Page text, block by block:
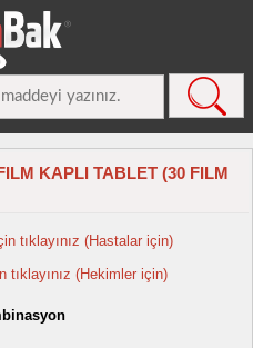
KAPLI TABLET (30 FILM
tıklayınız (Hastalar için)
tıklayınız (Hekimler için)